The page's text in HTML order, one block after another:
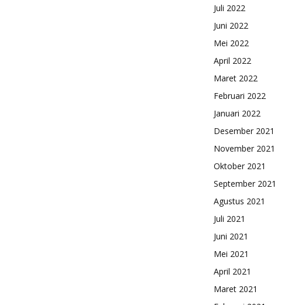
Juli 2022
Juni 2022
Mei 2022
April 2022
Maret 2022
Februari 2022
Januari 2022
Desember 2021
November 2021
Oktober 2021
September 2021
Agustus 2021
Juli 2021
Juni 2021
Mei 2021
April 2021
Maret 2021